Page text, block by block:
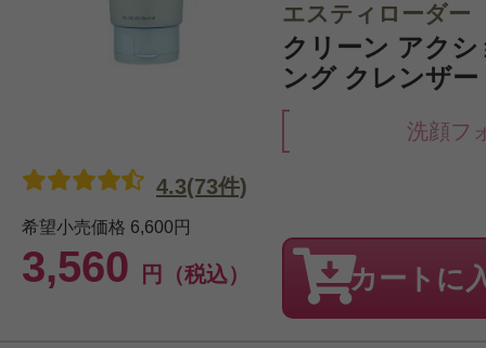
エスティローダー
クリーン アク
ング クレンザー
洗顔フ
希望小売価格 6,600円
3,560 円（税込）
4.3(73件)
カートに